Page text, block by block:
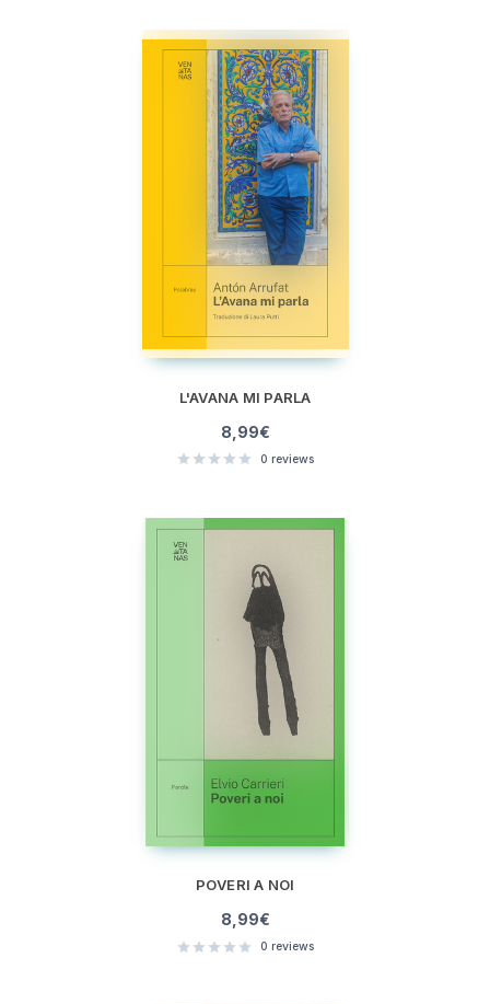
L'AVANA MI PARLA
8,99€
0 reviews
POVERI A NOI
8,99€
0 reviews